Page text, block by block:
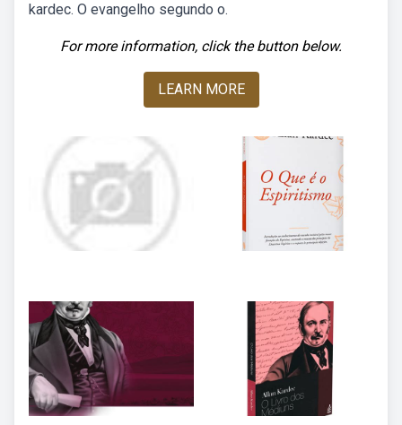
kardec. O evangelho segundo o.
For more information, click the button below.
LEARN MORE